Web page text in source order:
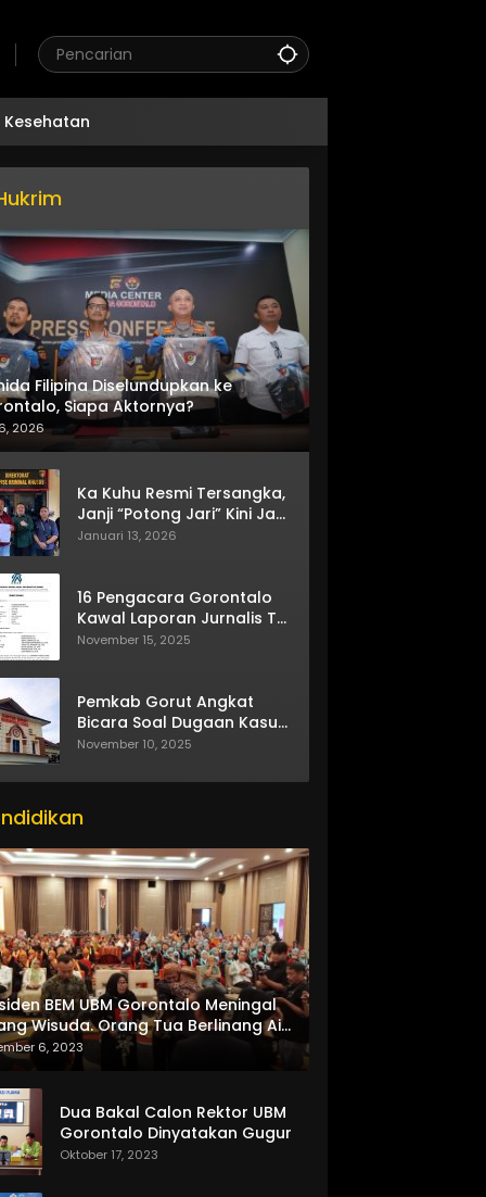
Kesehatan
Filipina Diselundupkan ke
Siapa Aktornya?
2026
Ka Kuhu Resmi Tersangka,
Janji “Potong Jari” Kini Jadi
Bumerang
Januari 13, 2026
16 Pengacara Gorontalo
Kawal Laporan Jurnalis TV
One
November 15, 2025
Pemkab Gorut Angkat
Bicara Soal Dugaan Kasus
Asusila Oknum ASN
November 10, 2025
BEM UBM Gorontalo Meningal
Wisuda. Orang Tua Berlinang Air
Menerima SKL dan Pemasangan
6, 2023
Dua Bakal Calon Rektor UBM
Gorontalo Dinyatakan Gugur
Oktober 17, 2023